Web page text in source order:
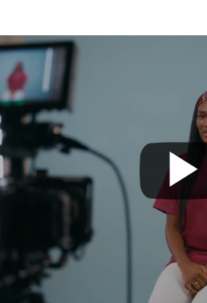
Mit dem Abspielen des
die Datenschutzerklärung
Mehr erfahren
Ich akzeptiere.
YouTube-Videos in
anzeigen.
Video abspielen